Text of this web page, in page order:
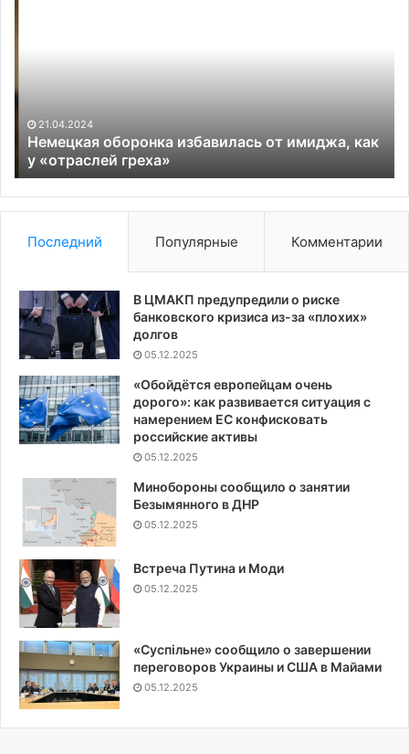
«отраслей
греха»
21.04.2024
Немецкая оборонка избавилась от имиджа, как
у «отраслей греха»
Последний Популярные Комментарии
В ЦМАКП предупредили о риске
банковского кризиса из-за «плохих»
долгов
05.12.2025
«Обойдётся европейцам очень
дорого»: как развивается ситуация с
намерением ЕС конфисковать
российские активы
05.12.2025
Минобороны сообщило о занятии
Безымянного в ДНР
05.12.2025
Встреча Путина и Моди
05.12.2025
«Суспiльне» сообщило о завершении
переговоров Украины и США в Майами
05.12.2025